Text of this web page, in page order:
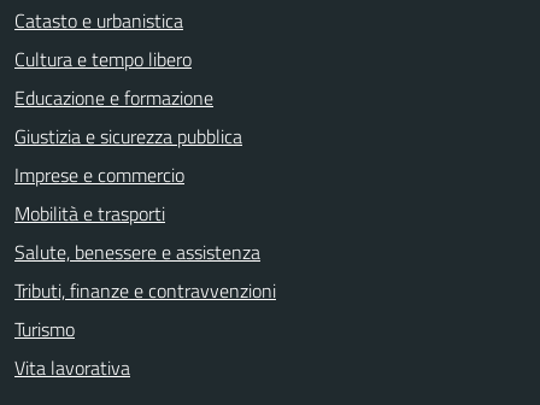
Catasto e urbanistica
Cultura e tempo libero
Educazione e formazione
Giustizia e sicurezza pubblica
Imprese e commercio
Mobilità e trasporti
Salute, benessere e assistenza
Tributi, finanze e contravvenzioni
Turismo
Vita lavorativa